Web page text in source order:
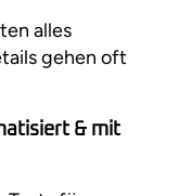
alles
gehen oft
& mit